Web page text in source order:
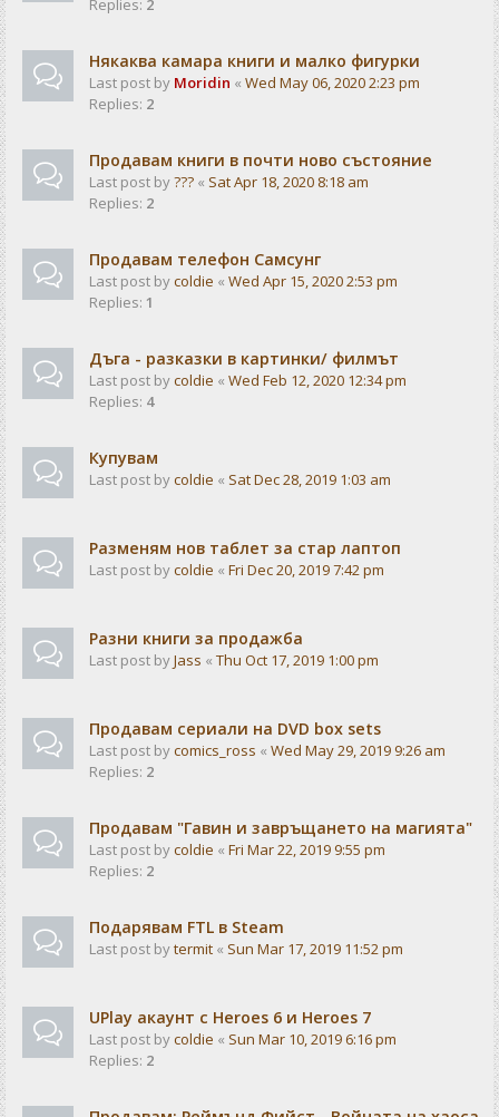
Replies: 2
Някаква камара книги и малко фигурки
Last post by Moridin « Wed May 06, 2020 2:23 pm
Replies: 2
Продавам книги в почти ново състояние
Last post by??? « Sat Apr 18, 2020 8:18 am
Replies: 2
Продавам телефон Самсунг
Last post bycoldie « Wed Apr 15, 2020 2:53 pm
Replies: 1
Дъга - разказки в картинки/ филмът
Last post bycoldie « Wed Feb 12, 2020 12:34 pm
Replies: 4
Купувам
Last post bycoldie « Sat Dec 28, 2019 1:03 am
Разменям нов таблет за стар лаптоп
Last post bycoldie « Fri Dec 20, 2019 7:42 pm
Разни книги за продажба
Last post byJass « Thu Oct 17, 2019 1:00 pm
Продавам сериали на DVD box sets
Last post bycomics_ross « Wed May 29, 2019 9:26 am
Replies: 2
Продавам "Гавин и завръщането на магията"
Last post bycoldie « Fri Mar 22, 2019 9:55 pm
Replies: 2
Подарявам FTL в Steam
Last post bytermit « Sun Mar 17, 2019 11:52 pm
UPlay акаунт с Heroes 6 и Heroes 7
Last post bycoldie « Sun Mar 10, 2019 6:16 pm
Replies: 2